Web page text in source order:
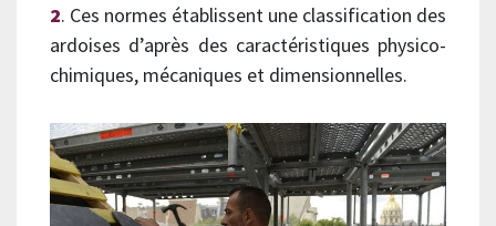
2. Ces normes établissent une classification des
ardoises d’après des caractéristiques physico-
chimiques, mécaniques et dimensionnelles.